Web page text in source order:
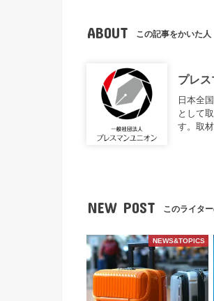
ABOUT この記事をかいた人
プレ
日本全
として
す。取
NEW POST このライタ
NEWS&TOPICS